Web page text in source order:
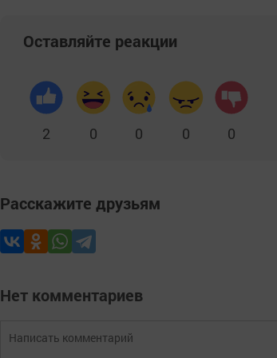
Оставляйте реакции
2 0 0 0 0
Расскажите друзьям
Нет комментариев